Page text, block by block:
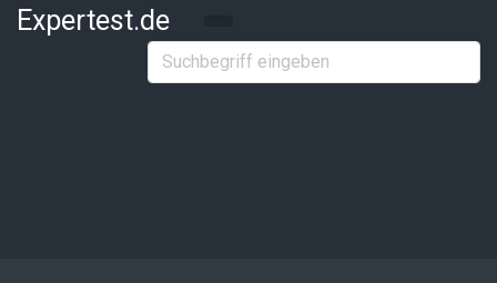
Zum Hauptinhalt springen
Expertest.de